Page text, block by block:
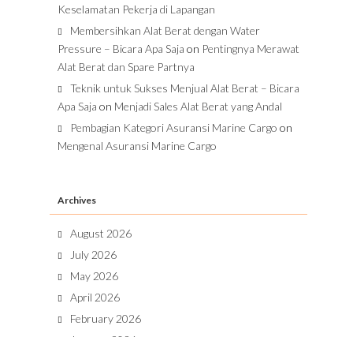
Keselamatan Pekerja di Lapangan
Membersihkan Alat Berat dengan Water
Pressure – Bicara Apa Saja on Pentingnya Merawat
Alat Berat dan Spare Partnya
Teknik untuk Sukses Menjual Alat Berat – Bicara
Apa Saja on Menjadi Sales Alat Berat yang Andal
Pembagian Kategori Asuransi Marine Cargo on
Mengenal Asuransi Marine Cargo
Archives
August 2026
July 2026
May 2026
April 2026
February 2026